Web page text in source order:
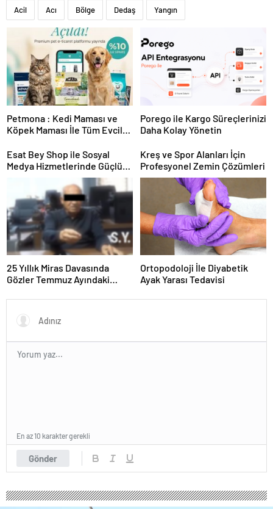
Acil Acı Bölge Dedaş Yangın
Petmona : Kedi Maması ve
Köpek Maması İle Tüm Evcil
Porego ile Kargo Süreçlerinizi
Daha Kolay Yönetin
Esat Bey Shop ile Sosyal
Medya Hizmetlerinde Güçlü
Kreş ve Spor Alanları İçin
Profesyonel Zemin Çözümleri
25 Yıllık Miras Davasında
Gözler Temmuz Ayındaki
Ortopodoloji İle Diyabetik
Ayak Yarası Tedavisi
Gönder
En az 10 karakter gerekli